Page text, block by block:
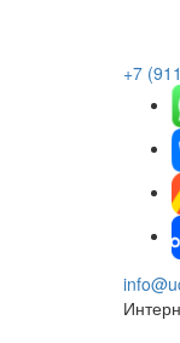
+7